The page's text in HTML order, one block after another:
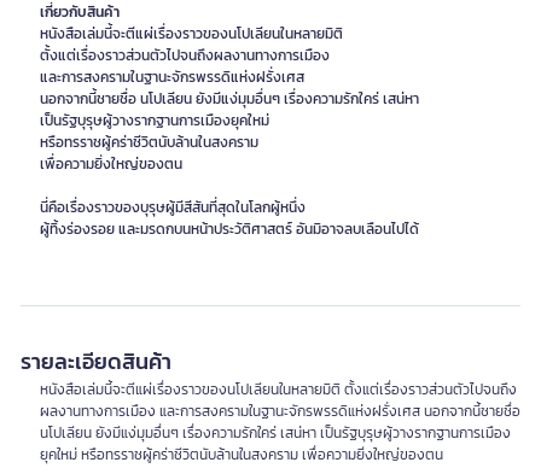
เกี่ยวกับสินค้า
หนังสือเล่มนี้จะตีแผ่เรื่องราวของนโปเลียนในหลายมิติ
ตั้งแต่เรื่องราวส่วนตัวไปจนถึงผลงานทางการเมือง
และการสงครามในฐานะจักรพรรดิแห่งฝรั่งเศส
นอกจากนี้ชายชื่อ นโปเลียน ยังมีแง่มุมอื่นๆ เรื่องความรักใคร่ เสน่หา
เป็นรัฐบุรุษผู้วางรากฐานการเมืองยุคใหม่
หรือทรราชผู้คร่าชีวิตนับล้านในสงคราม
เพื่อความยิ่งใหญ่ของตน
นี่คือเรื่องราวของบุรุษผู้มีสีสันที่สุดในโลกผู้หนึ่ง
ผู้ทิ้งร่องรอย และมรดกบนหน้าประวัติศาสตร์ อันมิอาจลบเลือนไปได้
รายละเอียดสินค้า
หนังสือเล่มนี้จะตีแผ่เรื่องราวของนโปเลียนในหลายมิติ ตั้งแต่เรื่องราวส่วนตัวไปจนถึง
ผลงานทางการเมือง และการสงครามในฐานะจักรพรรดิแห่งฝรั่งเศส นอกจากนี้ชายชื่อ
นโปเลียน ยังมีแง่มุมอื่นๆ เรื่องความรักใคร่ เสน่หา เป็นรัฐบุรุษผู้วางรากฐานการเมือง
ยุคใหม่ หรือทรราชผู้คร่าชีวิตนับล้านในสงคราม เพื่อความยิ่งใหญ่ของตน